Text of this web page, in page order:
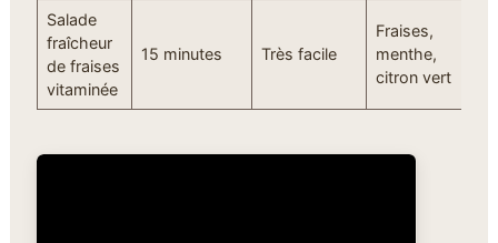
Salade
fraîcheur
de fraises
vitaminée
15 minutes Très facile
Fraises,
menthe,
citron vert